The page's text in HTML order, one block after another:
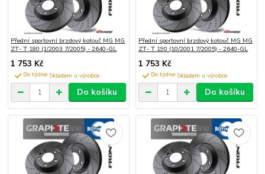
Přední sportovní brzdový kotouč MG MG
ZT- T 180 (1/2003 7/2005) - 2640-GL
1 753 Kč
Do týdne
Do košíku
Přední sportovní brzdový kotouč MG MG
ZT- T 190 (10/2001 7/2005) - 2640-GL
1 753 Kč
Do týdne
Do košíku